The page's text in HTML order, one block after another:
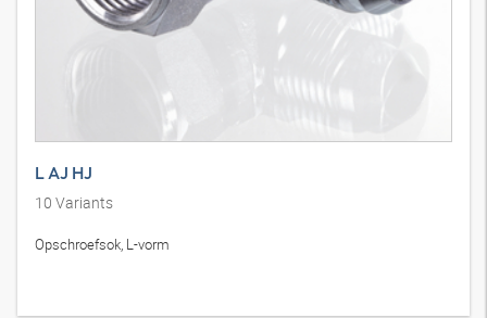
L AJ HJ
10 Variants
Opschroefsok, L-vorm